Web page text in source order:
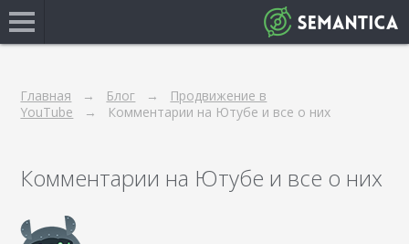
Главная Блог
Продвижение в
YouTube
Комментарии на Ютубе и все о них
Комментарии на Ютубе и все о них